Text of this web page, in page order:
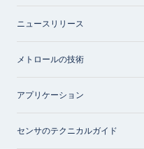
ニュースリリース
メトロールの技術
アプリケーション
センサのテクニカルガイド